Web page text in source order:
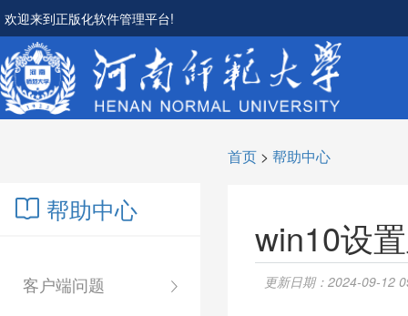
欢迎来到正版化软件管理平台!
帮助中心
客户端问题
首页 > 帮助中心
win10设
更新日期：2024-09-12